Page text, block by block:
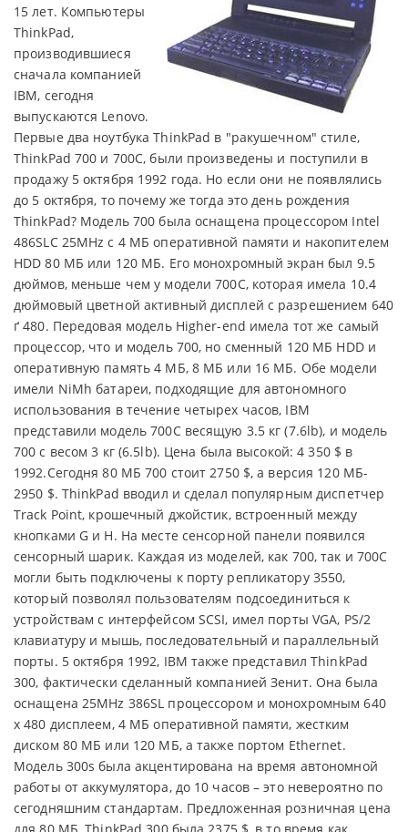
15 лет. Компьютеры
ThinkPad,
производившиеся
сначала компанией
IBM, сегодня
выпускаются Lenovo.
Первые два ноутбука ThinkPad в "ракушечном" стиле,
ThinkPad 700 и 700C, были произведены и поступили в
продажу 5 октября 1992 года. Но если они не появлялись
до 5 октября, то почему же тогда это день рождения
ThinkPad? Модель 700 была оснащена процессором Intel
486SLC 25MHz с 4 МБ оперативной памяти и накопителем
HDD 80 МБ или 120 МБ. Его монохромный экран был 9.5
дюймов, меньше чем у модели 700С, которая имела 10.4
дюймовый цветной активный дисплей с разрешением 640
ґ 480. Передовая модель Higher-end имела тот же самый
процессор, что и модель 700, но сменный 120 МБ HDD и
оперативную память 4 МБ, 8 МБ или 16 МБ. Обе модели
имели NiMh батареи, подходящие для автономного
использования в течение четырех часов, IBM
представили модель 700C весящую 3.5 кг (7.6lb), и модель
700 с весом 3 кг (6.5lb). Цена была высокой: 4 350 $ в
1992.Сегодня 80 МБ 700 стоит 2750 $, а версия 120 МБ-
2950 $. ThinkPad вводил и сделал популярным диспетчер
Track Point, крошечный джойстик, встроенный между
кнопками G и H. На месте сенсорной панели появился
сенсорный шарик. Каждая из моделей, как 700, так и 700C
могли быть подключены к порту репликатору 3550,
который позволял пользователям подсоединиться к
устройствам с интерфейсом SCSI, имел порты VGA, PS/2
клавиатуру и мышь, последовательный и параллельный
порты. 5 октября 1992, IBM также представил ThinkPad
300, фактически сделанный компанией Зенит. Она была
оснащена 25MHz 386SL процессором и монохромным 640
x 480 дисплеем, 4 МБ оперативной памяти, жестким
диском 80 МБ или 120 МБ, а также портом Ethernet.
Модель 300s была акцентирована на время автономной
работы от аккумулятора, до 10 часов – это невероятно по
сегодняшним стандартам. Предложенная розничная цена